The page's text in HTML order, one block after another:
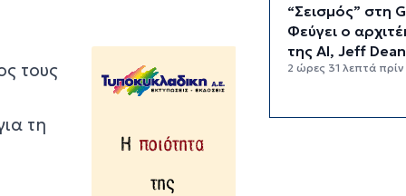
τους
τη
“Σεισμός” στη
Φεύγει ο
της AI, Jeff Dean
2 ώρες 31 λεπτά πρίν
αιθέριο έλαιο